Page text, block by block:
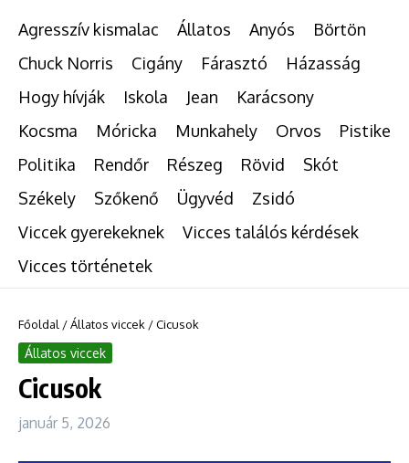
Agresszív kismalac Állatos Anyós
Börtön
Chuck Norris
Cigány Fárasztó
Házasság
Hogy hívják
Iskola Jean
Karácsony
Kocsma
Móricka Munkahely Orvos
Pistike
Politika
Rendőr Részeg Rövid
Skót
Székely
Szőkenő Ügyvéd
Zsidó
Viccek gyerekeknek
Vicces találós kérdések
Vicces történetek
Főoldal /Állatos viccek /Cicusok
Állatos viccek
Cicusok
január 5, 2026